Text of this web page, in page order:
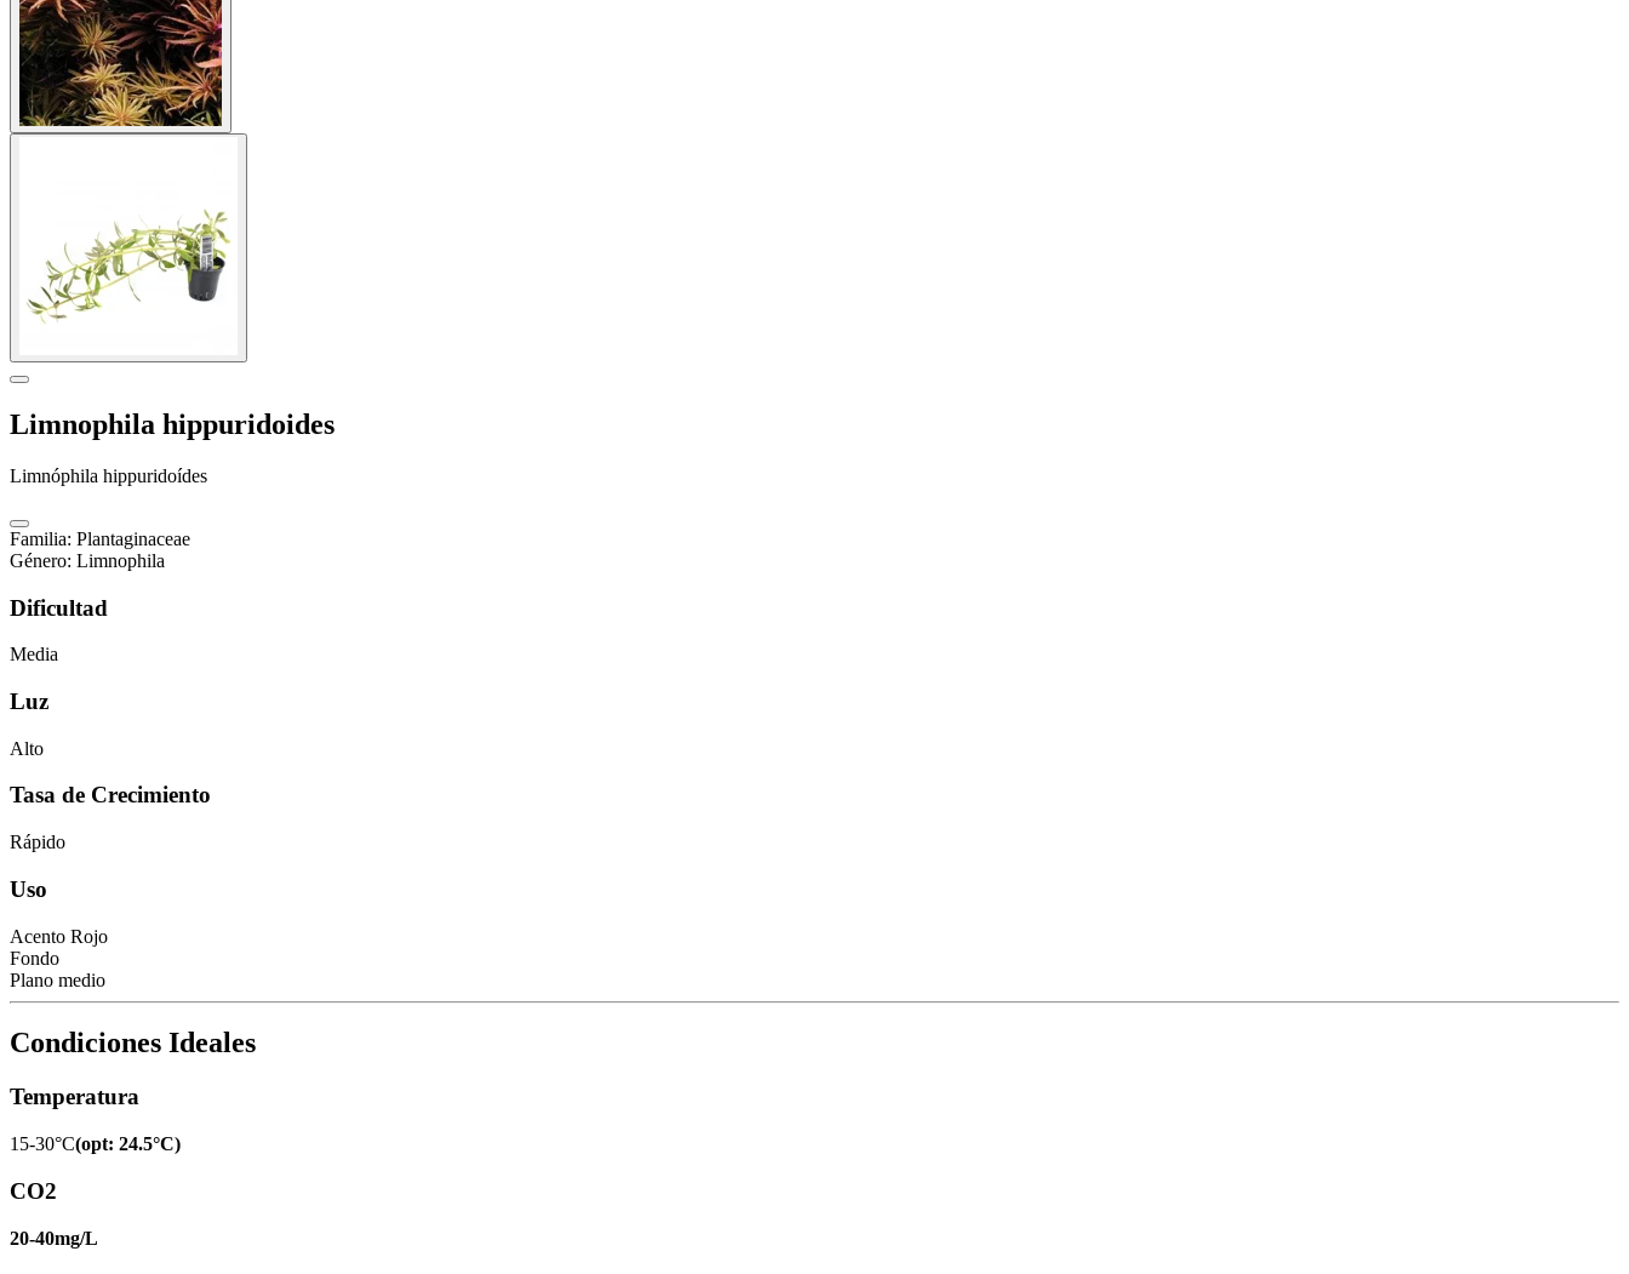
Limnophila hippuridoides
Limnóphila hippuridoídes
Familia: Plantaginaceae
Género: Limnophila
Dificultad
Media
Luz
Alto
Tasa de Crecimiento
Rápido
Uso
Acento Rojo
Fondo
Plano medio
Condiciones Ideales
Temperatura
15-30°C(opt: 24.5°C)
CO2
20-40mg/L